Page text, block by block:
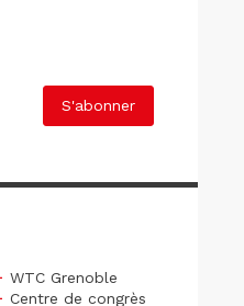
S'abonner
WTC Grenoble
Centre de congrès